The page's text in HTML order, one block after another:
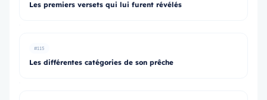
Les premiers versets qui lui furent révélés
#115
Les différentes catégories de son prêche